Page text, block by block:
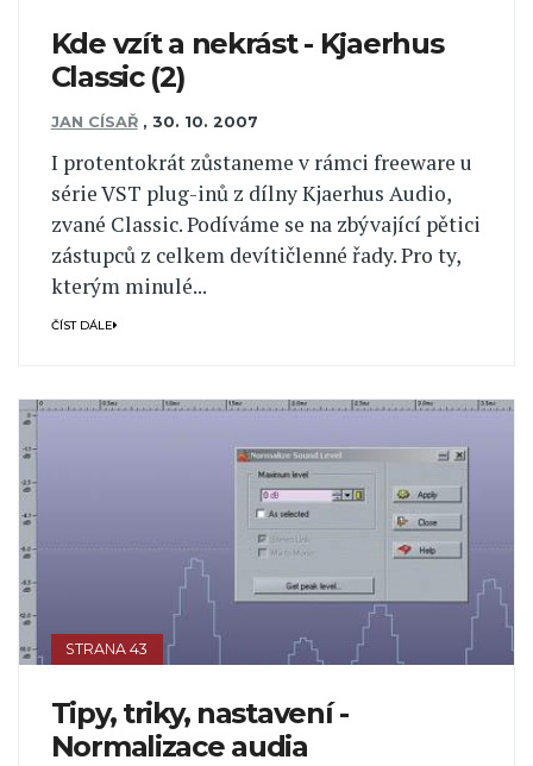
Kde vzít a nekrást - Kjaerhus
Classic (2)
JAN CÍSAŘ , 30. 10. 2007
I protentokrát zůstaneme v rámci freeware u
série VST plug-inů z dílny Kjaerhus Audio,
zvané Classic. Podíváme se na zbývající pětici
zástupců z celkem devítičlenné řady. Pro ty,
kterým minulé...
ČÍST DÁLE
STRANA 43
Tipy, triky, nastavení -
Normalizace audia